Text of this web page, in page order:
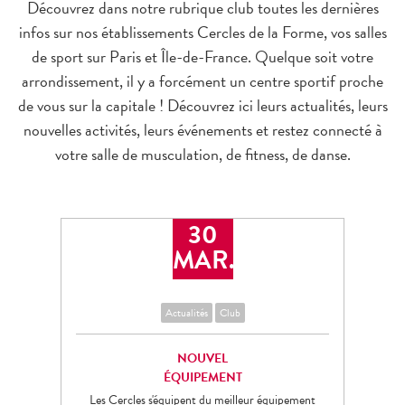
Cherche Midi 6
Cadet 9ème
Saint-Lazare 9ème
Magenta 10ème
Charonne 11 ème
Bastille 12
Bien-être
Arts Martiaux
Pilates – Yoga
Danses
Running
Mini-club
Juniors – Ados
Découvrez dans notre rubrique club toutes les dernières
infos sur nos établissements Cercles de la Forme, vos salles
de sport sur Paris et Île-de-France. Quelque soit votre
arrondissement, il y a forcément un centre sportif proche
de vous sur la capitale ! Découvrez ici leurs actualités, leurs
nouvelles activités, leurs événements et restez connecté à
votre salle de musculation, de fitness, de danse.
30
MAR.
Actualités Club
NOUVEL
ÉQUIPEMENT
Les Cercles s'équipent du meilleur équipement